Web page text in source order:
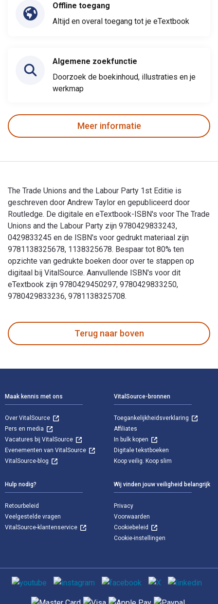
Offline toegang
Altijd en overal toegang tot je eTextbook
Algemene zoekfunctie
Doorzoek de boekinhoud, illustraties en je
werkmap
Meer informatie
The Trade Unions and the Labour Party 1st Editie is
geschreven door Andrew Taylor en gepubliceerd door
Routledge. De digitale en eTextbook-ISBN's voor The Trade
Unions and the Labour Party zijn 9780429833243,
0429833245 en de ISBN's voor gedrukt materiaal zijn
9781138325678, 1138325678. Bespaar tot 80% ten
opzichte van gedrukte boeken door over te stappen op
digitaal bij VitalSource. Aanvullende ISBN's voor dit
eTextbook zijn 9780429450297, 9780429833250,
9780429833236, 9781138325708.
Terug naar boven
Maak kennis met ons
Over VitalSource
Pers en media
Vacatures bij VitalSource
Evenementen van VitalSource
VitalSource-blog
VitalSource-bronnen
Toegankelijkheidsverklaring
Affiliates
In bulk kopen
Digitale tekstboeken
Koop veilig. Koop slim
Hulp nodig?
Retourbeleid
Veelgestelde vragen
VitalSource-klantenservice
Wij vinden jouw veiligheid belangrijk
Privacy
Voorwaarden
Cookiebeleid
Cookie-instellingen
Sociale media
Ondersteunde betaalmethoden